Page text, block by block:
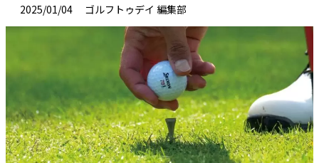
2025/01/04 ゴルフトゥデイ 編集部